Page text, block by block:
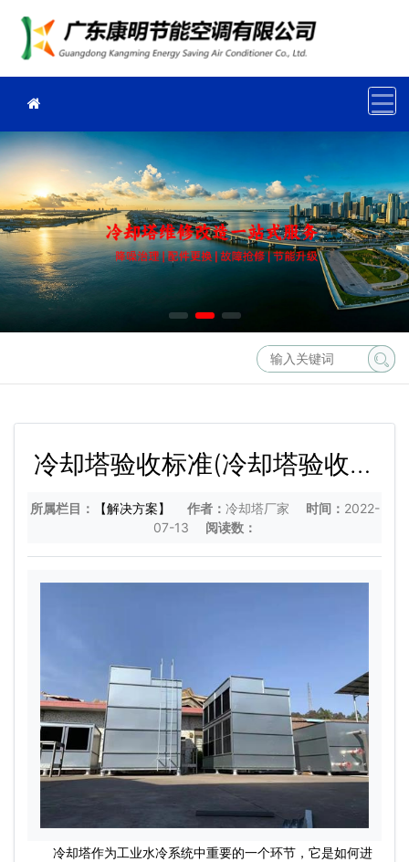
冷却塔验收标准(冷却塔验收测
试规程)
所属栏目： 【解决方案】 作者： 冷却塔厂家 时间： 2022-
07-13
阅读数：
冷却塔作为工业水冷系统中重要的一个环节，它是如何进